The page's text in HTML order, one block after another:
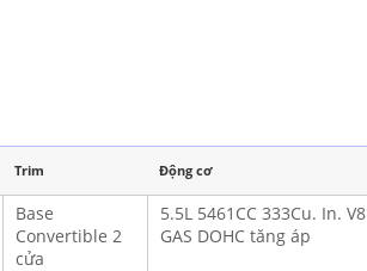
Trim Động cơ
Base
Convertible 2
cửa
5.5L 5461CC 333Cu. In. V8
GAS DOHC tăng áp